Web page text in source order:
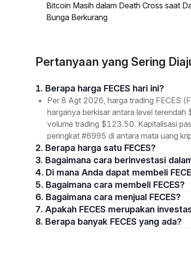
Bitcoin Masih dalam Death Cross saat
Bunga Berkurang
Pertanyaan yang Sering
1. Berapa harga FECES hari ini?
Per 8 Agt 2026, harga trading FECES
harganya berkisar antara level
volume trading $123.50. Kapitalisasi
peringkat #6995 di antara mata uang
2. Berapa harga satu FECES?
3. Bagaimana cara berinvestasi
4. Di mana Anda dapat membeli
5. Bagaimana cara membeli FECES?
6. Bagaimana cara menjual FECES?
7. Apakah FECES merupakan
8. Berapa banyak FECES yang ada?